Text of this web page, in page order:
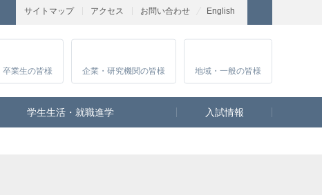
サイトマップ アクセス お問い合わせ English
卒業生の皆様 企業・研究機関の皆様 地域・一般の皆様
学生生活・就職進学 入試情報